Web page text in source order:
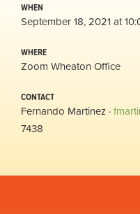
WHEN
September 18, 2021 at
WHERE
Zoom Wheaton Office
CONTACT
Fernando Martinez ·
7438